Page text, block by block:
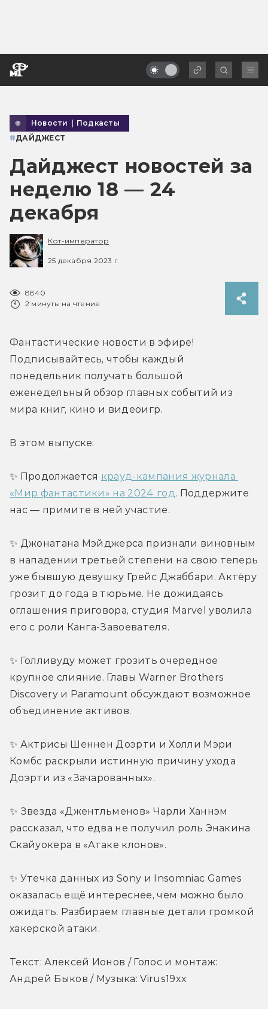
Новости | Подкасты
#ДАЙДЖЕСТ
Дайджест новостей за
неделю 18 — 24
декабря
Кот-император
25 декабря 2023 г.
8840
2 минуты на чтение
Фантастические новости в эфире!
Подписывайтесь, чтобы каждый
понедельник получать большой
еженедельный обзор главных событий из
мира книг, кино и видеоигр.
В этом выпуске:
✨ Продолжается крауд-кампания журнала
«Мир фантастики» на 2024 год . Поддержите
нас — примите в ней участие.
✨ Джонатана Мэйджерса признали виновным
в нападении третьей степени на свою теперь
уже бывшую девушку Грейс Джаббари. Актёру
грозит до года в тюрьме. Не дожидаясь
оглашения приговора, студия Marvel уволила
его с роли Канга-Завоевателя.
✨ Голливуду может грозить очередное
крупное слияние. Главы Warner Brothers
Discovery и Paramount обсуждают возможное
объединение активов.
✨ Актрисы Шеннен Доэрти и Холли Мэри
Комбс раскрыли истинную причину ухода
Доэрти из «Зачарованных».
✨ Звезда «Джентльменов» Чарли Ханнэм
рассказал, что едва не получил роль Энакина
Скайуокера в «Атаке клонов».
✨ Утечка данных из Sony и Insomniac Games
оказалась ещё интереснее, чем можно было
ожидать. Разбираем главные детали громкой
хакерской атаки.
Текст: Алексей Ионов / Голос и монтаж:
Андрей Быков / Музыка: Virus19xx